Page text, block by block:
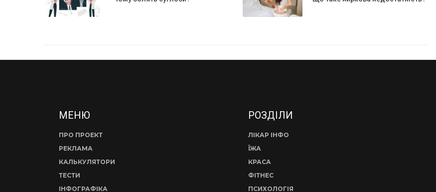
МЕНЮ
ПРО ПРОЕКТ
РЕКЛАМА
КАЛЬКУЛЯТОРИ
ТЕСТИ
ІНФОГРАФІКА
РОЗДІЛИ
ЛІКАР ІНФО
ЇЖА
КРАСА
ФІТНЕС
ПСИХОЛОГІЯ